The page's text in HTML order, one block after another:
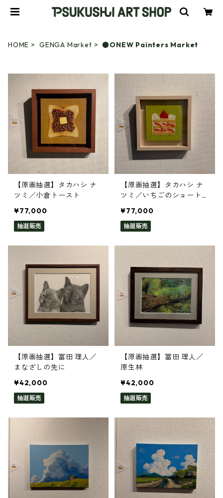
HOME GENGA Market ●ONEW Painters Market
【原画抽選】タカハシ ナ
ツミ／小倉トースト
¥77,000
抽選販売
【原画抽選】タカハシ ナ
ツミ／いちごのショートケ
¥77,000
抽選販売
【原画抽選】冨田 理人／
まなざしの先に
¥42,000
抽選販売
【原画抽選】冨田 理人／
原生林
¥42,000
抽選販売